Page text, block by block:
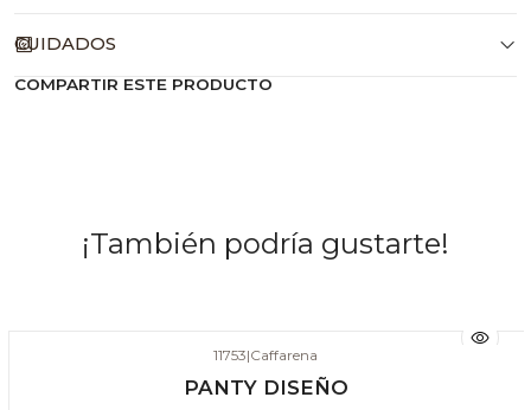
CUIDADOS
COMPARTIR ESTE PRODUCTO
¡También podría gustarte!
11753|Caffarena
PANTY DISEÑO